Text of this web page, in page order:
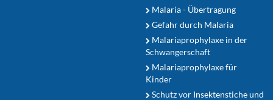
Malaria - Übertragung
Gefahr durch Malaria
Malariaprophylaxe in der
Schwangerschaft
Malariaprophylaxe für
Kinder
Schutz vor Insektenstiche und